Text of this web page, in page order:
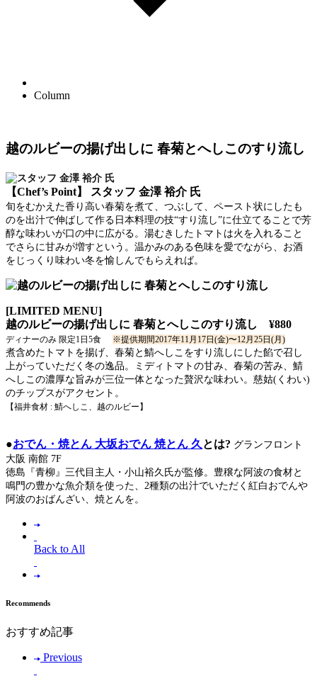
Column
越のルビーの揚げ出しに 春菊とへしこのすり流し
【Chef’s Point】 スタッフ 金澤 裕介 氏
旬をむかえた香り高い春菊を煮て、つぶして、ペースト状にしたも
のを出汁で伸ばして作る日本料理の技“すり流し”に仕立てることで芳
醇な味わいが口の中に広がる。湯むきしたトマトは火を入れること
でさらに甘みが増すという。温かみのある色味を愛でながら、お酒
をじっくり味わい冬を愉しんでもらえれば。
[LIMITED MENU]
越のルビーの揚げ出しに 春菊とへしこのすり流し
¥880
ディナーのみ 限定1日5食 ※提供期間2017年11月17日(金)〜12月25日(月)
煮含めたトマトを揚げ、春菊と鯖へしこをすり流しにした餡で召し
上がっていただく冬の逸品。ミディトマトの甘み、春菊の苦み、鯖
へしこの濃厚な旨みが三位一体となった贅沢な味わい。慈姑(くわい)
のチップスがアクセント。
【福井食材 : 鯖へしこ、越のルビー】
●おでん・焼とん 大坂おでん 焼とん 久 とは? グランフロント
大阪 南館 7F
徳島『青柳』三代目主人・小山裕久氏が監修。豊穣な阿波の食材と
鳴門の豊かな魚介類を使った、2種類の出汁でいただく紅白おでんや
阿波のおばんざい、焼とんを。
Back to All
Recommends
おすすめ記事
Previous